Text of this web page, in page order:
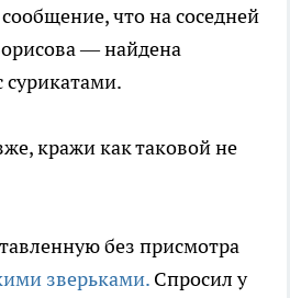
что на соседней
— найдена
сурикатами.
кражи как таковой не
без присмотра
зверьками. Спросил у